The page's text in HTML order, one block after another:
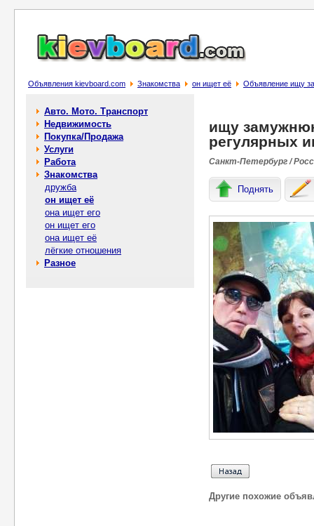
Объявления kievboard.com Знакомства он ищет её Объявление ищу
Авто. Мото. Транспорт
Недвижимость
Покупка/Продажа
Услуги
Работа
Знакомства
дружба
он ищет её
она ищет его
он ищет его
она ищет её
лёгкие отношения
Разное
ищу
регулярных
Санкт-Петербург /
Поднять
Другие похожие